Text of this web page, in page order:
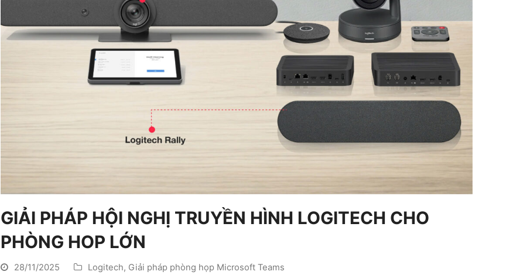
GIẢI PHÁP HỘI NGHỊ TRUYỀN HÌNH LOGITECH CHO
PHÒNG HOP LỚN
28/11/2025 Logitech, Giải pháp phòng họp Microsoft Teams